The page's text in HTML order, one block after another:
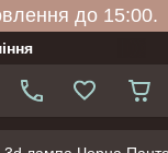
до 15:00.